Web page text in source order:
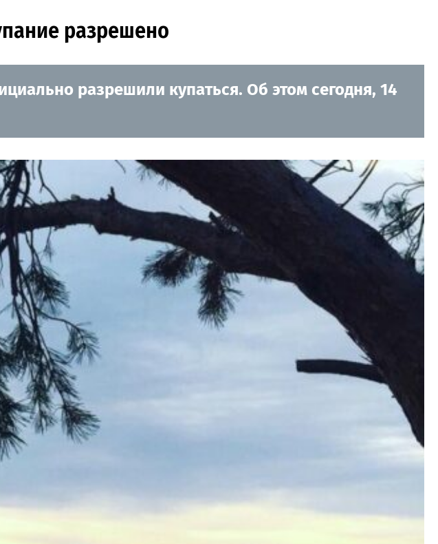
разрешено
разрешили купаться. Об этом сегодня, 14